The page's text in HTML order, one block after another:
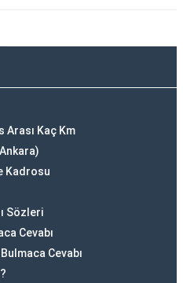
Arası Kaç Km
Kadrosu
Sözleri
Cevabı
Cevabı